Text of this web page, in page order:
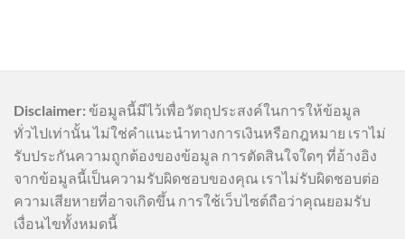
Disclaimer: ข้อมูลนี้มีไว้เพื่อวัตถุประสงค์ในการให้ข้อมูล
ทั่วไปเท่านั้น ไม่ใช่คำแนะนำทางการเงินหรือกฎหมาย เราไม่
รับประกันความถูกต้องของข้อมูล การตัดสินใจใดๆ ที่อ้างอิง
จากข้อมูลนี้เป็นความรับผิดชอบของคุณ เราไม่รับผิดชอบต่อ
ความเสียหายที่อาจเกิดขึ้น การใช้เว็บไซต์ถือว่าคุณยอมรับ
เงื่อนไขทั้งหมดนี้